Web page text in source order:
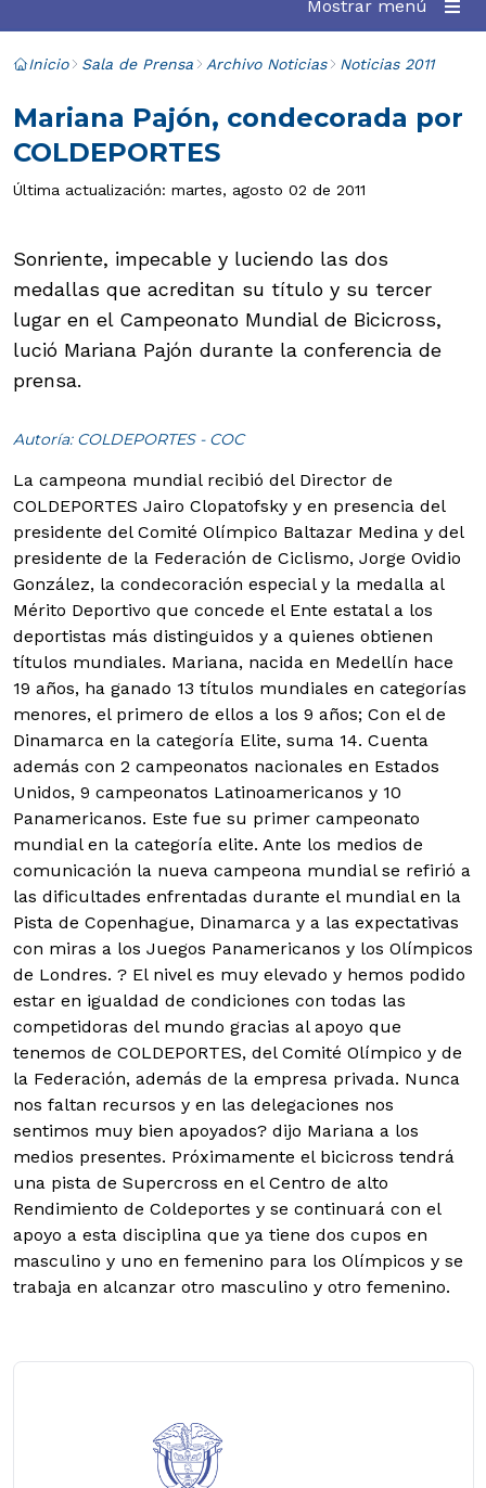
Mostrar menú
Inicio Sala de Prensa Archivo Noticias Noticias 2011
Mariana Pajón, condecorada por
COLDEPORTES
Última actualización: martes, agosto 02 de 2011
Sonriente, impecable y luciendo las dos
medallas que acreditan su título y su tercer
lugar en el Campeonato Mundial de Bicicross,
lució Mariana Pajón durante la conferencia de
prensa.
Autoría: COLDEPORTES - COC
La campeona mundial recibió del Director de
COLDEPORTES Jairo Clopatofsky y en presencia del
presidente del Comité Olímpico Baltazar Medina y del
presidente de la Federación de Ciclismo, Jorge Ovidio
González, la condecoración especial y la medalla al
Mérito Deportivo que concede el Ente estatal a los
deportistas más distinguidos y a quienes obtienen
títulos mundiales. Mariana, nacida en Medellín hace
19 años, ha ganado 13 títulos mundiales en categorías
menores, el primero de ellos a los 9 años; Con el de
Dinamarca en la categoría Elite, suma 14. Cuenta
además con 2 campeonatos nacionales en Estados
Unidos, 9 campeonatos Latinoamericanos y 10
Panamericanos. Este fue su primer campeonato
mundial en la categoría elite. Ante los medios de
comunicación la nueva campeona mundial se refirió a
las dificultades enfrentadas durante el mundial en la
Pista de Copenhague, Dinamarca y a las expectativas
con miras a los Juegos Panamericanos y los Olímpicos
de Londres. ? El nivel es muy elevado y hemos podido
estar en igualdad de condiciones con todas las
competidoras del mundo gracias al apoyo que
tenemos de COLDEPORTES, del Comité Olímpico y de
la Federación, además de la empresa privada. Nunca
nos faltan recursos y en las delegaciones nos
sentimos muy bien apoyados? dijo Mariana a los
medios presentes. Próximamente el bicicross tendrá
una pista de Supercross en el Centro de alto
Rendimiento de Coldeportes y se continuará con el
apoyo a esta disciplina que ya tiene dos cupos en
masculino y uno en femenino para los Olímpicos y se
trabaja en alcanzar otro masculino y otro femenino.